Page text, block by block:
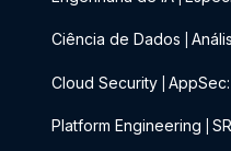
Ciência de Dados
Cloud Security
Platform Engineering